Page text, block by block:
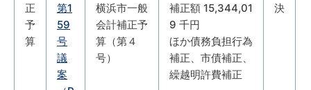
正
予
算
第1
59
号
議
案
横浜市一般
会計補正予
算（第４
号）
補正額 15,344,01
9 千円
ほか債務負担行為
補正、市債補正、
繰越明許費補正
決